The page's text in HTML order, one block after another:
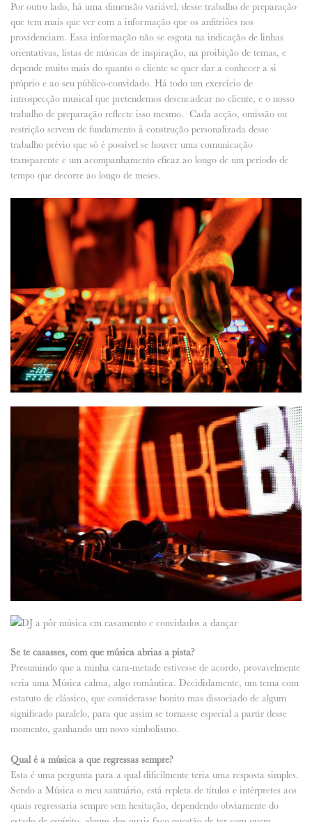
Por outro lado, há uma dimensão variável, desse trabalho de preparação
que tem mais que ver com a informação que os anfitriões nos
providenciam. Essa informação não se esgota na indicação de linhas
orientativas, listas de músicas de inspiração, na proibição de temas, e
depende muito mais do quanto o cliente se quer dar a conhecer a si
próprio e ao seu público-convidado. Há todo um exercício de
introspecção musical que pretendemos desencadear no cliente, e o nosso
trabalho de preparação reflecte isso mesmo. Cada acção, omissão ou
restrição servem de fundamento à construção personalizada desse
trabalho prévio que só é possível se houver uma comunicação
transparente e um acompanhamento eficaz ao longo de um período de
tempo que decorre ao longo de meses.
Se te casasses, com que música abrias a pista?
Presumindo que a minha cara-metade estivesse de acordo, provavelmente
seria uma Música calma, algo romântica. Decididamente, um tema com
estatuto de clássico, que considerasse bonito mas dissociado de algum
significado paralelo, para que assim se tornasse especial a partir desse
momento, ganhando um novo simbolismo.
Qual é a música a que regressas sempre?
Esta é uma pergunta para a qual dificilmente teria uma resposta simples.
Sendo a Música o meu santuário, está repleta de títulos e intérpretes aos
quais regressaria sempre sem hesitação, dependendo obviamente do